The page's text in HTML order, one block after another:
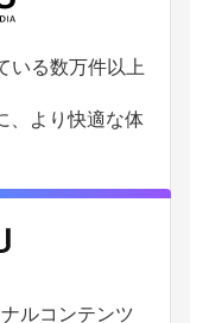
いる数万件以上
、より快適な体
ルコンテンツ